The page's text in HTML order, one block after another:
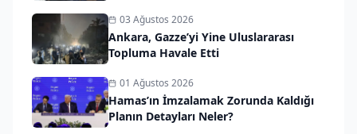
03 Ağustos 2026
Ankara, Gazze’yi Yine Uluslararası
Topluma Havale Etti
01 Ağustos 2026
Hamas’ın İmzalamak Zorunda Kaldığı
Planın Detayları Neler?